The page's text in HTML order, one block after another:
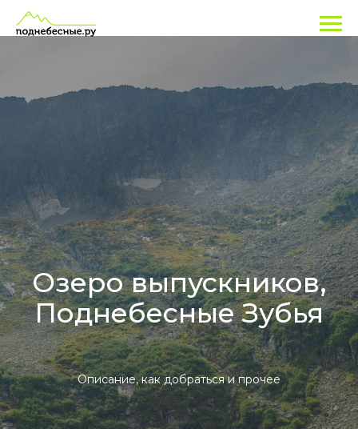
Озеро выпускников,
Поднебесные Зубья
Описание, как добраться и прочее